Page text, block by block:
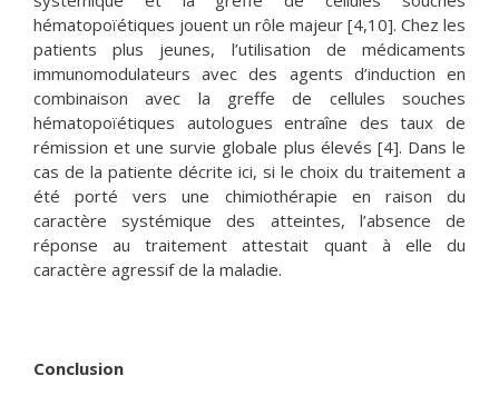
hématopoïétiques jouent un rôle majeur [4,10]. Chez les
patients plus jeunes, l’utilisation de médicaments
immunomodulateurs avec des agents d’induction en
combinaison avec la greffe de cellules souches
hématopoïétiques autologues entraîne des taux de
rémission et une survie globale plus élevés [4]. Dans le
cas de la patiente décrite ici, si le choix du traitement a
été porté vers une chimiothérapie en raison du
caractère systémique des atteintes, l’absence de
réponse au traitement attestait quant à elle du
caractère agressif de la maladie.
Conclusion